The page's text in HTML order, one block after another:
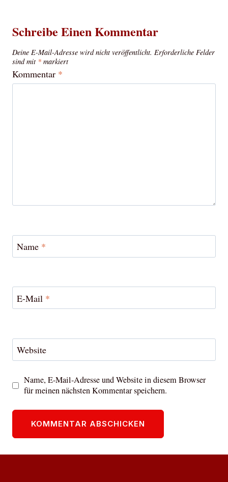
Schreibe Einen Kommentar
Deine E-Mail-Adresse wird nicht veröffentlicht. Erforderliche Felder
sind mit * markiert
Kommentar *
Name *
E-Mail *
Website
Name, E-Mail-Adresse und Website in diesem Browser
für meinen nächsten Kommentar speichern.